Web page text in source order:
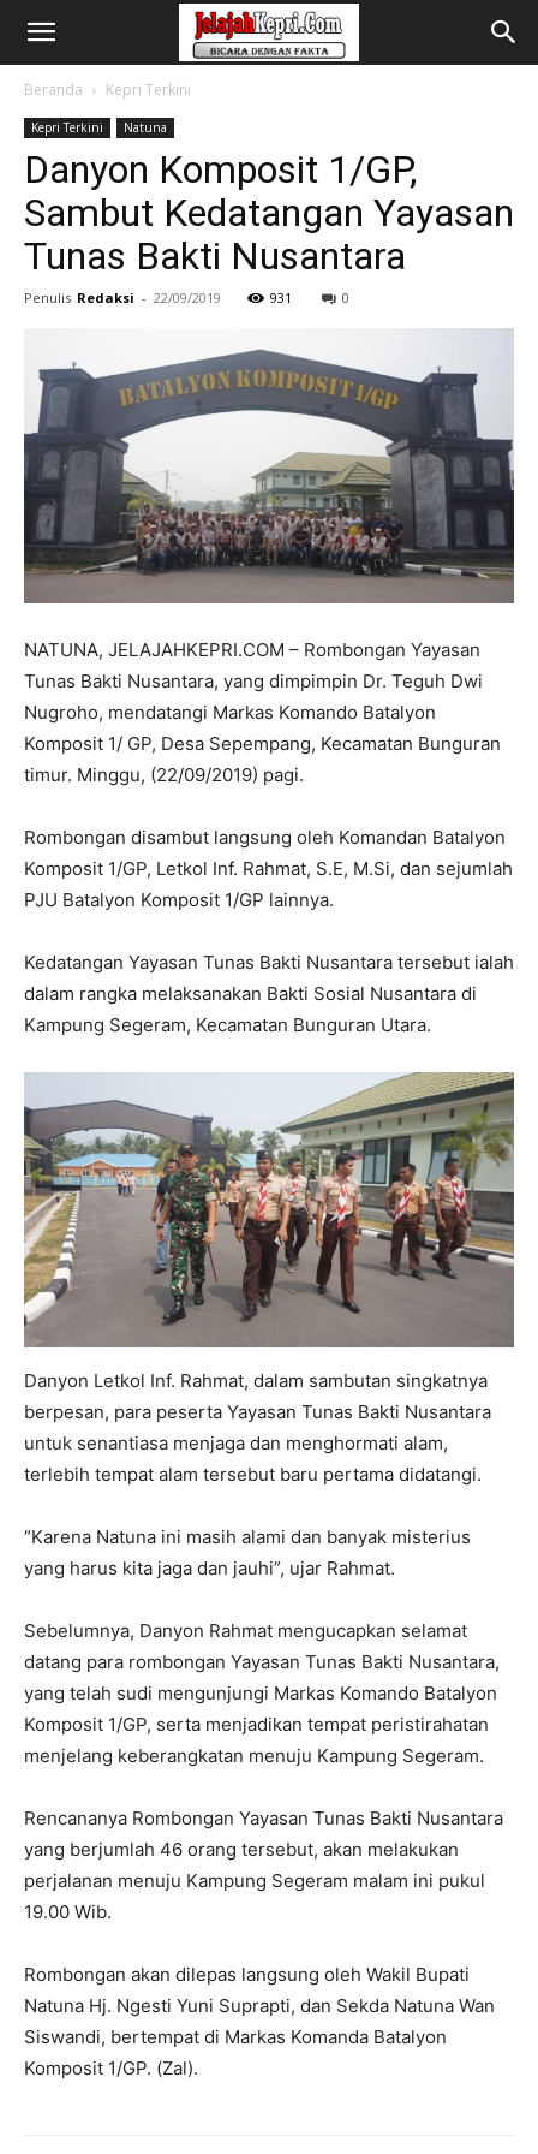
Beranda Kepri Terkini
Kepri Terkini Natuna
Danyon Komposit 1/GP,
Sambut Kedatangan Yayasan
Tunas Bakti Nusantara
Penulis Redaksi - 22/09/2019 931 0
NATUNA, JELAJAHKEPRI.COM – Rombongan Yayasan
Tunas Bakti Nusantara, yang dimpimpin Dr. Teguh Dwi
Nugroho, mendatangi Markas Komando Batalyon
Komposit 1/ GP, Desa Sepempang, Kecamatan Bunguran
timur. Minggu, (22/09/2019) pagi.
Rombongan disambut langsung oleh Komandan Batalyon
Komposit 1/GP, Letkol Inf. Rahmat, S.E, M.Si, dan sejumlah
PJU Batalyon Komposit 1/GP lainnya.
Kedatangan Yayasan Tunas Bakti Nusantara tersebut ialah
dalam rangka melaksanakan Bakti Sosial Nusantara di
Kampung Segeram, Kecamatan Bunguran Utara.
Danyon Letkol Inf. Rahmat, dalam sambutan singkatnya
berpesan, para peserta Yayasan Tunas Bakti Nusantara
untuk senantiasa menjaga dan menghormati alam,
terlebih tempat alam tersebut baru pertama didatangi.
“Karena Natuna ini masih alami dan banyak misterius
yang harus kita jaga dan jauhi”, ujar Rahmat.
Sebelumnya, Danyon Rahmat mengucapkan selamat
datang para rombongan Yayasan Tunas Bakti Nusantara,
yang telah sudi mengunjungi Markas Komando Batalyon
Komposit 1/GP, serta menjadikan tempat peristirahatan
menjelang keberangkatan menuju Kampung Segeram.
Rencananya Rombongan Yayasan Tunas Bakti Nusantara
yang berjumlah 46 orang tersebut, akan melakukan
perjalanan menuju Kampung Segeram malam ini pukul
19.00 Wib.
Rombongan akan dilepas langsung oleh Wakil Bupati
Natuna Hj. Ngesti Yuni Suprapti, dan Sekda Natuna Wan
Siswandi, bertempat di Markas Komanda Batalyon
Komposit 1/GP. (Zal).